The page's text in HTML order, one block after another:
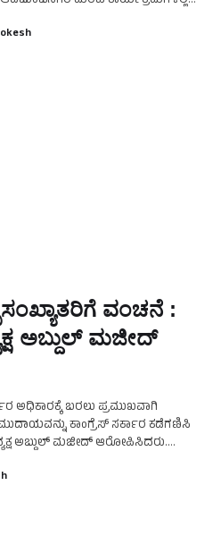
ವಂಚನೆ :
ಅಬ್ದುಲ್ ಮಜೀದ್
ಅಧಿಕಾರಕ್ಕೆ ಬರಲು ಪ್ರಮುಖವಾಗಿ
ಕಾಂಗ್ರೆಸ್ ಸರ್ಕಾರ ಕಡೆಗಣಿಸಿ
ಅಬ್ದುಲ್ ಮಜೀದ್ ಆರೋಪಿಸಿದರು.